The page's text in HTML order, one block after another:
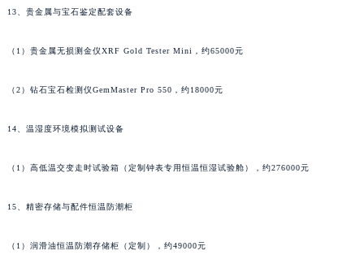
13、贵金属与宝石鉴定配套设备
（1）贵金属无损测金仪XRF Gold Tester Mini，约65000元
（2）钻石宝石检测仪GemMaster Pro 550，约18000元
14、温湿度环境模拟测试设备
（1）高低温交变走时试验箱（定制钟表专用恒温恒湿试验舱），约276000元
15、精密存储与配件恒温防潮柜
（1）润滑油恒温防潮存储柜（定制），约49000元